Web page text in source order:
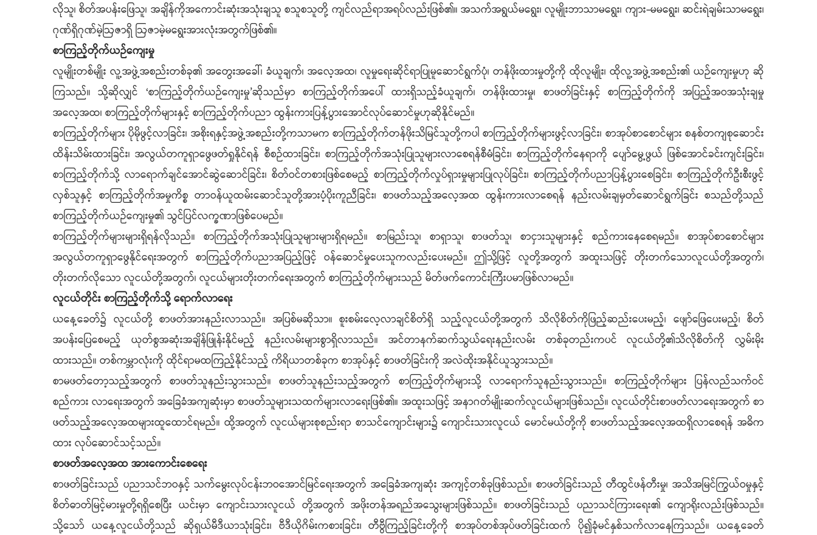
လိုသူ၊ စိတ်အပန်းဖြေသူ၊ အချိန်ကိုအကောင်းဆုံးအသုံးချသူ စသူစသူတို့ ကျင်လည်ရာအရပ်လည်းဖြစ်၏။ အသက်အရွယ်မရွေး၊ လူမျိုးဘာသာမရွေး၊ ကျား-မမရွေး၊ ဆင်းရဲချမ်းသာမရွေး၊
ဂုဏ်ရှိဂုဏ်မဲ့ဩဇာရှိ ဩဇာမဲ့မရွေးအားလုံးအတွက်ဖြစ်၏။
စာကြည့်တိုက်ယဉ်ကျေးမှု
လူမျိုးတစ်မျိုး လူ့အဖွဲ့အစည်းတစ်ခု၏ အတွေးအခေါ်၊ ခံယူချက်၊ အလေ့အထ၊ လူမှုရေးဆိုင်ရာပြုမူဆောင်ရွက်ပုံ၊ တန်ဖိုးထားမှုတို့ကို ထိုလူမျိုး၊ ထိုလူ့အဖွဲ့အစည်း၏ ယဉ်ကျေးမှုဟု ဆို
ကြသည်။ သို့ဆိုလျှင် ‘စာကြည့်တိုက်ယဉ်ကျေးမှု’ဆိုသည်မှာ စာကြည့်တိုက်အပေါ် ထားရှိသည့်ခံယူချက်၊ တန်ဖိုးထားမှု၊ စာဖတ်ခြင်းနှင့် စာကြည့်တိုက်ကို အပြည့်အဝအသုံးချမှု
အလေ့အထ၊ စာကြည့်တိုက်များနှင့် စာကြည့်တိုက်ပညာ ထွန်းကားပြန့်ပွားအောင်လုပ်ဆောင်မှုဟုဆိုနိုင်မည်။
စာကြည့်တိုက်များ ပိုမိုဖွင့်လာခြင်း၊ အစိုးရနှင့်အဖွဲ့အစည်းတို့ကသာမက စာကြည့်တိုက်တန်ဖိုးသိမြင်သူတို့ကပါ စာကြည့်တိုက်များဖွင့်လာခြင်း၊ စာအုပ်စာစောင်များ စနစ်တကျစုဆောင်း
ထိန်းသိမ်းထားခြင်း၊ အလွယ်တကူရှာဖွေဖတ်ရှုနိုင်ရန် စီစဉ်ထားခြင်း၊ စာကြည့်တိုက်အသုံးပြုသူများလာစေရန်စီမံခြင်း၊ စာကြည့်တိုက်နေရာကို ပျော်မွေ့ဖွယ် ဖြစ်အောင်ခင်းကျင်းခြင်း၊
စာကြည့်တိုက်သို့ လာရောက်ချင်အောင်ဆွဲဆောင်ခြင်း၊ စိတ်ဝင်တစားဖြစ်စေမည့် စာကြည့်တိုက်လှုပ်ရှားမှုများပြုလုပ်ခြင်း၊ စာကြည့်တိုက်ပညာပြန့်ပွားစေခြင်း၊ စာကြည့်တိုက်ဦးစီးဖွင့်
လှစ်သူနှင့် စာကြည့်တိုက်အမှုကိစ္စ တာဝန်ယူထမ်းဆောင်သူတို့အားပံ့ပိုးကူညီခြင်း၊ စာဖတ်သည့်အလေ့အထ ထွန်းကားလာစေရန် နည်းလမ်းချမှတ်ဆောင်ရွက်ခြင်း စသည်တို့သည်
စာကြည့်တိုက်ယဉ်ကျေးမှု၏ သွင်ပြင်လက္ခဏာဖြစ်ပေမည်။
စာကြည့်တိုက်များများရှိရန်လိုသည်။ စာကြည့်တိုက်အသုံးပြုသူများများရှိရမည်။ စာမြည်းသူ၊ စာရှာသူ၊ စာဖတ်သူ၊ စာငှားသူများနှင့် စည်ကားနေစေရမည်။ စာအုပ်စာစောင်များ
အလွယ်တကူရှာဖွေနိုင်ရေးအတွက် စာကြည့်တိုက်ပညာအပြည့်ဖြင့် ဝန်ဆောင်မှုပေးသူကလည်းပေးမည်။ ဤသို့ဖြင့် လူတို့အတွက် အထူးသဖြင့် တိုးတက်သောလူငယ်တို့အတွက်၊
တိုးတက်လိုသော လူငယ်တို့အတွက်၊ လူငယ်များတိုးတက်ရေးအတွက် စာကြည့်တိုက်များသည် မိတ်ဖက်ကောင်းကြီးပမာဖြစ်လာမည်။
လူငယ်တိုင်း စာကြည့်တိုက်သို့ ရောက်လာရေး
ယနေ့ခေတ်၌ လူငယ်တို့ စာဖတ်အားနည်းလာသည်။ အပြစ်မဆိုသာ။ စူးစမ်းလေ့လာချင်စိတ်ရှိ သည့်လူငယ်တို့အတွက် သိလိုစိတ်ကိုဖြည့်ဆည်းပေးမည့်၊ ဖျော်ဖြေပေးမည့်၊ စိတ်
အပန်းပြေစေမည့် ယုတ်စွအဆုံးအချိန်ဖြုန်းနိုင်မည့် နည်းလမ်းများစွာရှိလာသည်။ အင်တာနက်ဆက်သွယ်ရေးနည်းလမ်း တစ်ခုတည်းကပင် လူငယ်တို့၏သိလိုစိတ်ကို လွှမ်းမိုး
ထားသည်။ တစ်ကမ္ဘာလုံးကို ထိုင်ရာမထကြည့်နိုင်သည့် ကိရိယာတစ်ခုက စာအုပ်နှင့် စာဖတ်ခြင်းကို အလဲထိုးအနိုင်ယူသွားသည်။
စာမဖတ်တော့သည့်အတွက် စာဖတ်သူနည်းသွားသည်။ စာဖတ်သူနည်းသည့်အတွက် စာကြည့်တိုက်များသို့ လာရောက်သူနည်းသွားသည်။ စာကြည့်တိုက်များ ပြန်လည်သက်ဝင်
စည်ကား လာရေးအတွက် အခြေခံအကျဆုံးမှာ စာဖတ်သူများသထက်များလာရေးဖြစ်၏။ အထူးသဖြင့် အနာဂတ်မျိုးဆက်လူငယ်များဖြစ်သည်။ လူငယ်တိုင်းစာဖတ်လာရေးအတွက် စာ
ဖတ်သည့်အလေ့အထများထူထောင်ရမည်။ ထို့အတွက် လူငယ်များစုစည်းရာ စာသင်ကျောင်းများ၌ ကျောင်းသားလူငယ် မောင်မယ်တို့ကို စာဖတ်သည့်အလေ့အထရှိလာစေရန် အဓိက
ထား လုပ်ဆောင်သင့်သည်။
စာဖတ်အလေ့အထ အားကောင်းစေရေး
စာဖတ်ခြင်းသည် ပညာသင်ဘဝနှင့် သက်မွေးလုပ်ငန်းဘဝအောင်မြင်ရေးအတွက် အခြေခံအကျဆုံး အကျင့်တစ်ခုဖြစ်သည်။ စာဖတ်ခြင်းသည် တီထွင်ဖန်တီးမှု၊ အသိအမြင်ကြွယ်ဝမှုနှင့်
စိတ်ဓာတ်မြင့်မားမှုတို့ရရှိစေပြီး ယင်းမှာ ကျောင်းသားလူငယ် တို့အတွက် အဖိုးတန်အရည်အသွေးများဖြစ်သည်။ စာဖတ်ခြင်းသည် ပညာသင်ကြားရေး၏ ကျောရိုးလည်းဖြစ်သည်။
သို့သော် ယနေ့လူငယ်တို့သည် ဆိုရှယ်မီဒီယာသုံးခြင်း၊ ဗီဒီယိုဂိမ်းကစားခြင်း၊ တီဗွီကြည့်ခြင်းတို့ကို စာအုပ်တစ်အုပ်ဖတ်ခြင်းထက် ပို၍ခုံမင်နှစ်သက်လာနေကြသည်။ ယနေ့ခေတ်